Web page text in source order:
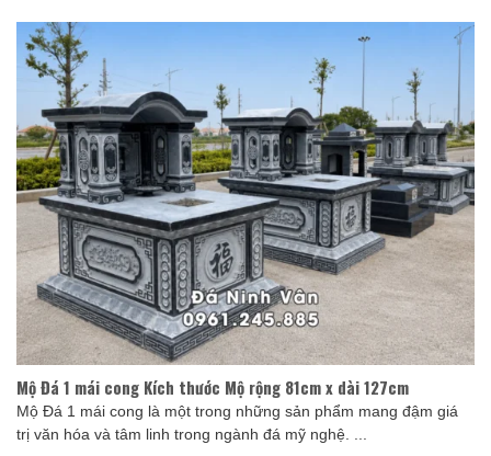
Mộ Đá 1 mái cong Kích thước Mộ rộng 81cm x dài 127cm
Mộ Đá 1 mái cong là một trong những sản phẩm mang đậm giá
trị văn hóa và tâm linh trong ngành đá mỹ nghệ. ...